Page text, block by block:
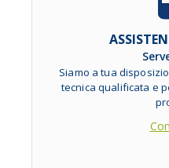
Siamo a tua
tecnica qualificata e